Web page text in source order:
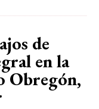
de
en la
Obregón,